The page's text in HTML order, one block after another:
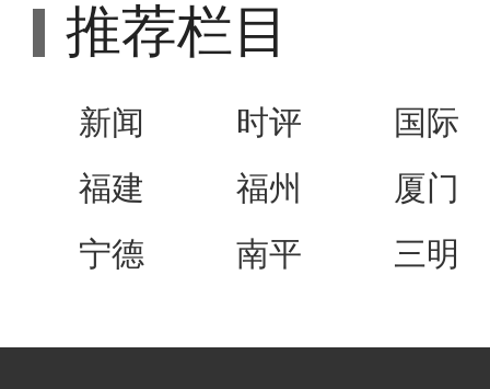
推荐栏目
新闻 时评
国际
福建
福州
厦门
宁德
南平 三明